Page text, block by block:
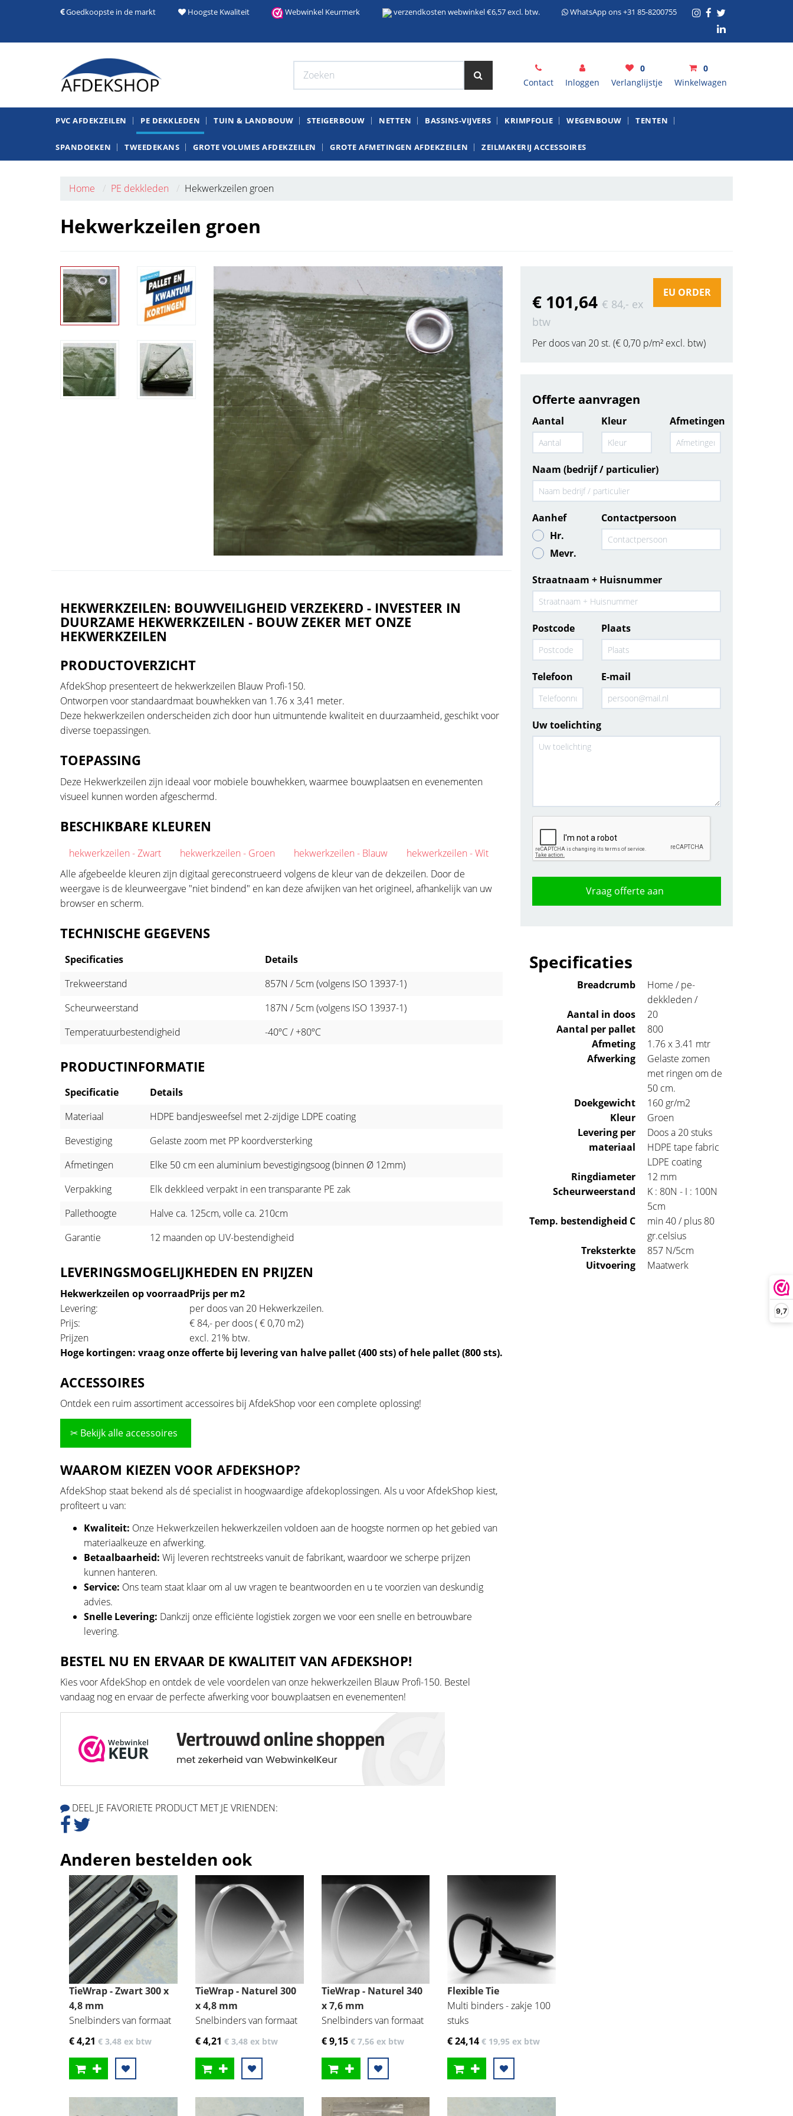
9,7
Goedkoopste in de markt Hoogste Kwaliteit Webwinkel Keurmerk verzendkosten webwinkel €6,57 excl. btw. WhatsApp ons +31 85-8200755
Contact Inloggen
0
Verlanglijstje
0
Winkelwagen
Winkelwagen
Uw winkelwagen is leeg.
PVC AFDEKZEILEN PE DEKKLEDEN TUIN & LANDBOUW STEIGERBOUW NETTEN BASSINS-VIJVERS KRIMPFOLIE WEGENBOUW TENTEN
SPANDOEKEN TWEEDEKANS GROTE VOLUMES AFDEKZEILEN GROTE AFMETINGEN AFDEKZEILEN ZEILMAKERIJ ACCESSOIRES
Home PE dekkleden Hekwerkzeilen groen
Hekwerkzeilen groen
HEKWERKZEILEN: BOUWVEILIGHEID VERZEKERD - INVESTEER IN
DUURZAME HEKWERKZEILEN - BOUW ZEKER MET ONZE
HEKWERKZEILEN
PRODUCTOVERZICHT
AfdekShop presenteert de hekwerkzeilen Blauw Profi-150.
Ontworpen voor standaardmaat bouwhekken van 1.76 x 3,41 meter.
Deze hekwerkzeilen onderscheiden zich door hun uitmuntende kwaliteit en duurzaamheid, geschikt voor
diverse toepassingen.
TOEPASSING
Deze Hekwerkzeilen zijn ideaal voor mobiele bouwhekken, waarmee bouwplaatsen en evenementen
visueel kunnen worden afgeschermd.
BESCHIKBARE KLEUREN
hekwerkzeilen - Zwart hekwerkzeilen - Groen hekwerkzeilen - Blauw
hekwerkzeilen - Wit
Alle afgebeelde kleuren zijn digitaal gereconstrueerd volgens de kleur van de dekzeilen. Door de
weergave is de kleurweergave "niet bindend" en kan deze afwijken van het origineel, afhankelijk van uw
browser en scherm.
TECHNISCHE GEGEVENS
Specificaties
Details
Trekweerstand
857N / 5cm (volgens ISO 13937-1)
Scheurweerstand
187N / 5cm (volgens ISO 13937-1)
Temperatuurbestendigheid
-40ºC / +80ºC
PRODUCTINFORMATIE
Specificatie
Details
Materiaal
HDPE bandjesweefsel met 2-zijdige LDPE coating
Bevestiging
Gelaste zoom met PP koordversterking
Afmetingen
Elke 50 cm een aluminium bevestigingsoog (binnen Ø 12mm)
Verpakking
Elk dekkleed verpakt in een transparante PE zak
Pallethoogte
Halve ca. 125cm, volle ca. 210cm
Garantie
12 maanden op UV-bestendigheid
LEVERINGSMOGELIJKHEDEN EN PRIJZEN
Hekwerkzeilen op voorraadPrijs per m2
Levering:
per doos van 20 Hekwerkzeilen.
Prijs:
€ 84,- per doos ( € 0,70 m2)
Prijzen
excl. 21% btw.
Hoge kortingen: vraag onze offerte bij levering van halve pallet (400 sts) of hele pallet (800 sts).
ACCESSOIRES
Ontdek een ruim assortiment accessoires bij AfdekShop voor een complete oplossing!
✂ Bekijk alle accessoires
WAAROM KIEZEN VOOR AFDEKSHOP?
AfdekShop staat bekend als dé specialist in hoogwaardige afdekoplossingen. Als u voor AfdekShop kiest,
profiteert u van:
Kwaliteit: Onze Hekwerkzeilen hekwerkzeilen voldoen aan de hoogste normen op het gebied van
materiaalkeuze en afwerking.
Betaalbaarheid: Wij leveren rechtstreeks vanuit de fabrikant, waardoor we scherpe prijzen
kunnen hanteren.
Service: Ons team staat klaar om al uw vragen te beantwoorden en u te voorzien van deskundig
advies.
Snelle Levering: Dankzij onze efficiënte logistiek zorgen we voor een snelle en betrouwbare
levering.
BESTEL NU EN ERVAAR DE KWALITEIT VAN AFDEKSHOP!
Kies voor AfdekShop en ontdek de vele voordelen van onze hekwerkzeilen Blauw Profi-150. Bestel
vandaag nog en ervaar de perfecte afwerking voor bouwplaatsen en evenementen!
DEEL JE FAVORIETE PRODUCT MET JE VRIENDEN:
EU ORDER
€ 101,64 € 84,- ex
btw
Per doos van 20 st. (€ 0,70 p/m² excl. btw)
Offerte aanvragen
Aantal Kleur Afmetingen
Naam (bedrijf / particulier)
Aanhef
Hr.
Mevr.
Contactpersoon
Straatnaam + Huisnummer
Postcode Plaats
Telefoon E-mail
Uw toelichting
Vraag offerte aan
Specificaties
Breadcrumb
Home / pe-
dekkleden /
Aantal in doos
20
Aantal per pallet
800
Afmeting
1.76 x 3.41 mtr
Afwerking
Gelaste zomen
met ringen om de
50 cm.
Doekgewicht
160 gr/m2
Kleur
Groen
Levering per
Doos a 20 stuks
materiaal
HDPE tape fabric
LDPE coating
Ringdiameter
12 mm
Scheurweerstand
K : 80N - I : 100N
5cm
Temp. bestendigheid C
min 40 / plus 80
gr.celsius
Treksterkte
857 N/5cm
Uitvoering
Maatwerk
Anderen bestelden ook
TieWrap - Zwart 300 x
4,8 mm
Snelbinders van formaat
€ 4,21 € 3,48 ex btw
TieWrap - Naturel 300
x 4,8 mm
Snelbinders van formaat
€ 4,21 € 3,48ex btw
TieWrap - Naturel 340
x 7,6 mm
Snelbinders van formaat
€ 9,15 € 7,56ex btw
Flexible Tie
Multi binders - zakje 100
stuks
€ 24,14 € 19,95 ex btw